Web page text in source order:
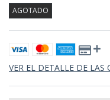
AGOTADO
VER EL DETALLE DE LAS